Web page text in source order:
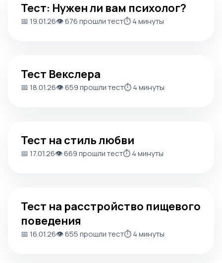
Тест: Нужен ли вам психолог?
📅 19.01.26👁️ 676 прошли тест⏱️ 4 минуты
Тест Векслера
📅 18.01.26👁️ 659 прошли тест⏱️ 4 минуты
Тест на стиль любви
📅 17.01.26👁️ 669 прошли тест⏱️ 4 минуты
Тест на расстройство пищевого
поведения
📅 16.01.26👁️ 655 прошли тест⏱️ 4 минуты